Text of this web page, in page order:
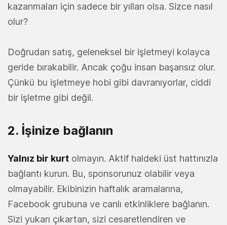
kazanmaları için sadece bir yılları olsa. Sizce nasıl
olur?
Doğrudan satış, geleneksel bir işletmeyi kolayca
geride bırakabilir. Ancak çoğu insan başarısız olur.
Çünkü bu işletmeye hobi gibi davranıyorlar, ciddi
bir işletme gibi değil.
2. İşinize bağlanın
Yalnız bir kurt olmayın. Aktif haldeki üst hattınızla
bağlantı kurun. Bu, sponsorunuz olabilir veya
olmayabilir. Ekibinizin haftalık aramalarına,
Facebook grubuna ve canlı etkinliklere bağlanın.
Sizi yukarı çıkartan, sizi cesaretlendiren ve